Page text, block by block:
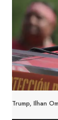
Trump, Ilhan